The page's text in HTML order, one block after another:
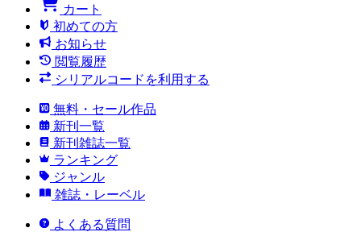
カート
初めての方
お知らせ
閲覧履歴
シリアルコードを利用する
無料・セール作品
新刊一覧
新刊雑誌一覧
ランキング
ジャンル
雑誌・レーベル
よくある質問